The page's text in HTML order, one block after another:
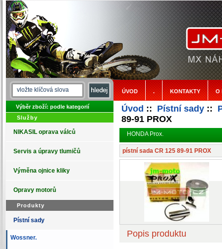
ÚVOD . KONTAKTY O
Výběr zboží: podle kategorií
Služby
NIKASIL oprava válců
Servis a úpravy tlumičů
Výměna ojnice kliky
Opravy motorů
Produkty
Pístní sady
Wossner.
Úvod :: Pístní sady::
89-91 PROX
HONDA Prox.
pístní sada CR 125 89-91 PROX
Popis produktu